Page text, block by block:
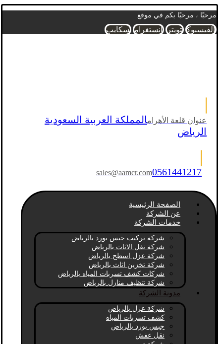
مرحبًا ، مرحبًا بكم في موقع
الفيسبوك تويتر انستغرام سكايب
عنوان قلعة الأهرامالمملكة العربية السعودية
الرياض
sales@aamcr.com0561441217
الصفحة الرئيسية
عن الشركة
خدمات الشركة
شركة تركيب جبس بورد بالرياض
شركة نقل الاثاث بالرياض
شركة عزل اسطح بالرياض
شركة تخزين اثاث بالرياض
شركات كشف تسربات المياه بالرياض
شركة تنظيف منازل بالرياض
مدونة الشركة
شركة عزل بالرياض
كشف تسربات المياه
جبس بورد بالرياض
نقل عفش